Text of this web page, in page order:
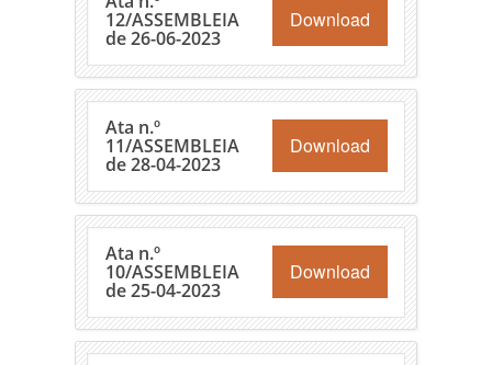
12/ASSEMBLEIA
de 26-06-2023
Download
Ata n.º
11/ASSEMBLEIA
de 28-04-2023
Download
Ata n.º
10/ASSEMBLEIA
de 25-04-2023
Download